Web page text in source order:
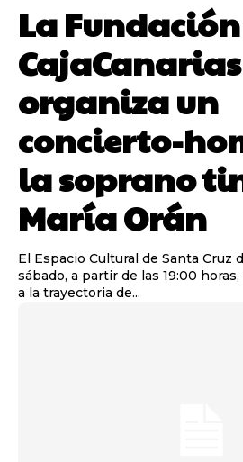
La Fundación
CajaCanarias
organiza un
concierto-
la soprano
María Orán
El Espacio Cultural de Santa Cruz
sábado, a partir de las 19:00
a la trayectoria de...